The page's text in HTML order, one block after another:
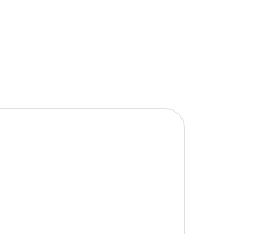
lámpara y televisor de pared.
pequeña y moderna con